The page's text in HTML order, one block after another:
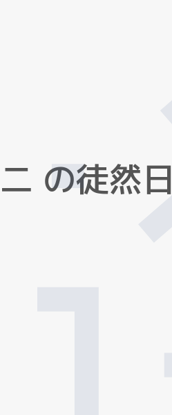
二 の徒然日